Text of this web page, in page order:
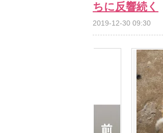
ちに反響続く
2019-12-30 09:30